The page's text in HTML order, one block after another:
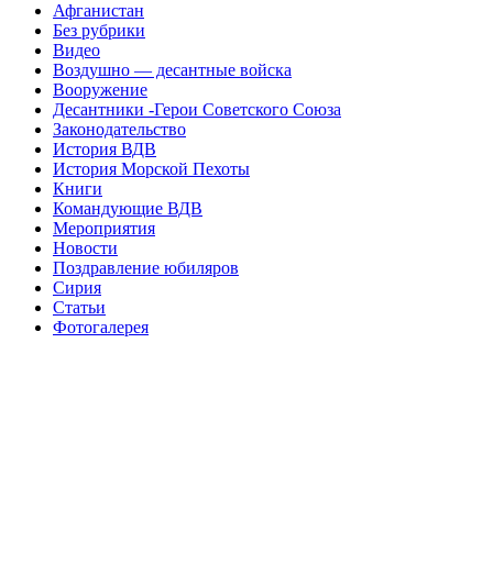
Афганистан
Без рубрики
Видео
Воздушно — десантные войска
Вооружение
Десантники -Герои Советского Союза
Законодательство
История ВДВ
История Морской Пехоты
Книги
Командующие ВДВ
Мероприятия
Новости
Поздравление юбиляров
Сирия
Статьи
Фотогалерея